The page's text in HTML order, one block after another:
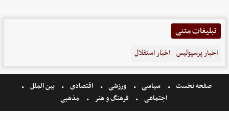
تبلیغات متنی
اخبار پرسپولیس اخبار استقلال
صفحه نخست سیاسی ورزشی اقتصادی
بین الملل
اجتماعی
فرهنگ و هنر مذهبی